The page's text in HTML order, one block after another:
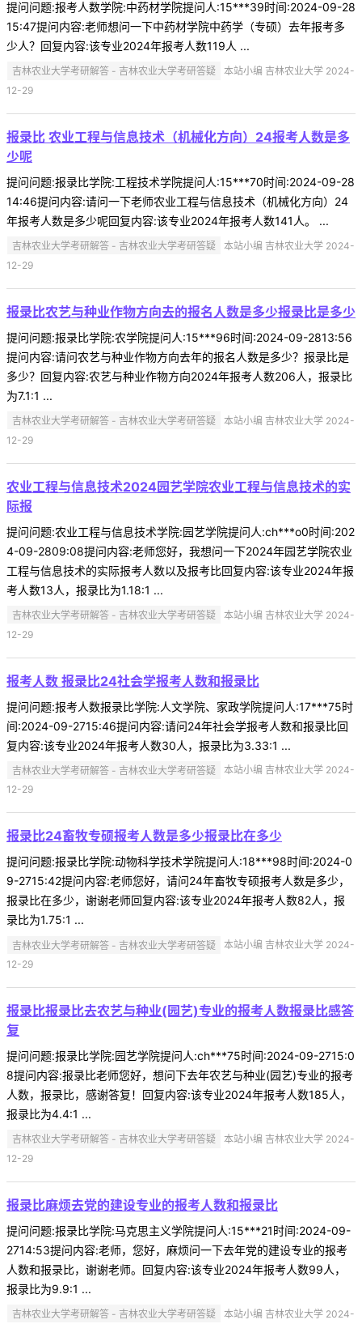
提问问题:报考人数学院:中药材学院提问人:15***39时间:2024-09-28
15:47提问内容:老师想问一下中药材学院中药学（专硕）去年报考多
少人？回复内容:该专业2024年报考人数119人 ...
吉林农业大学考研解答 - 吉林农业大学考研答疑
本站小编 吉林农业大学 2024-
12-29
报录比 农业工程与信息技术（机械化方向）24报考人数是多
少呢
提问问题:报录比学院:工程技术学院提问人:15***70时间:2024-09-28
14:46提问内容:请问一下老师农业工程与信息技术（机械化方向）24
年报考人数是多少呢回复内容:该专业2024年报考人数141人。 ...
吉林农业大学考研解答 - 吉林农业大学考研答疑
本站小编 吉林农业大学 2024-
12-29
报录比农艺与种业作物方向去的报名人数是多少报录比是多少
提问问题:报录比学院:农学院提问人:15***96时间:2024-09-2813:56
提问内容:请问农艺与种业作物方向去年的报名人数是多少？报录比是
多少？回复内容:农艺与种业作物方向2024年报考人数206人，报录比
为7.1:1 ...
吉林农业大学考研解答 - 吉林农业大学考研答疑
本站小编 吉林农业大学 2024-
12-29
农业工程与信息技术2024园艺学院农业工程与信息技术的实
际报
提问问题:农业工程与信息技术学院:园艺学院提问人:ch***o0时间:202
4-09-2809:08提问内容:老师您好，我想问一下2024年园艺学院农业
工程与信息技术的实际报考人数以及报考比回复内容:该专业2024年报
考人数13人，报录比为1.18:1 ...
吉林农业大学考研解答 - 吉林农业大学考研答疑
本站小编 吉林农业大学 2024-
12-29
报考人数 报录比24社会学报考人数和报录比
提问问题:报考人数报录比学院:人文学院、家政学院提问人:17***75时
间:2024-09-2715:46提问内容:请问24年社会学报考人数和报录比回
复内容:该专业2024年报考人数30人，报录比为3.33:1 ...
吉林农业大学考研解答 - 吉林农业大学考研答疑
本站小编 吉林农业大学 2024-
12-29
报录比24畜牧专硕报考人数是多少报录比在多少
提问问题:报录比学院:动物科学技术学院提问人:18***98时间:2024-0
9-2715:42提问内容:老师您好，请问24年畜牧专硕报考人数是多少，
报录比在多少，谢谢老师回复内容:该专业2024年报考人数82人，报
录比为1.75:1 ...
吉林农业大学考研解答 - 吉林农业大学考研答疑
本站小编 吉林农业大学 2024-
12-29
报录比报录比去农艺与种业(园艺)专业的报考人数报录比感答
复
提问问题:报录比学院:园艺学院提问人:ch***75时间:2024-09-2715:0
8提问内容:报录比老师您好，想问下去年农艺与种业(园艺)专业的报考
人数，报录比，感谢答复！回复内容:该专业2024年报考人数185人，
报录比为4.4:1 ...
吉林农业大学考研解答 - 吉林农业大学考研答疑
本站小编 吉林农业大学 2024-
12-29
报录比麻烦去党的建设专业的报考人数和报录比
提问问题:报录比学院:马克思主义学院提问人:15***21时间:2024-09-
2714:53提问内容:老师，您好，麻烦问一下去年党的建设专业的报考
人数和报录比，谢谢老师。回复内容:该专业2024年报考人数99人，
报录比为9.9:1 ...
吉林农业大学考研解答 - 吉林农业大学考研答疑
本站小编 吉林农业大学 2024-